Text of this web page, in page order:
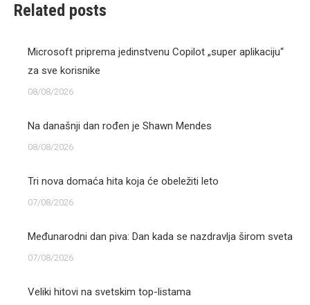
Related posts
Microsoft priprema jedinstvenu Copilot „super aplikaciju“
za sve korisnike
08/08/2026
Na današnji dan rođen je Shawn Mendes
08/08/2026
Tri nova domaća hita koja će obeležiti leto
07/08/2026
Međunarodni dan piva: Dan kada se nazdravlja širom sveta
07/08/2026
Veliki hitovi na svetskim top-listama